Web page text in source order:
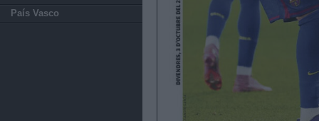
País Vasco